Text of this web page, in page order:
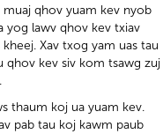
muaj qhov yuam kev nyob
yog lawv qhov kev txiav
Xav txog yam uas tau
qhov kev siv kom tsawg zuj
thaum koj ua yuam kev.
pab tau koj kawm paub